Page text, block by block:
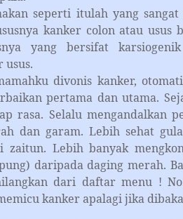
itulah yang sangat
kanker colon atau usus
yang bersifat
usus.
divonis kanker, otomatis
pertama dan utama.
rasa. Selalu mengandalkan
dan garam. Lebih sehat
zaitun. Lebih banyak
daripada daging merah.
dari daftar menu !
kanker apalagi jika